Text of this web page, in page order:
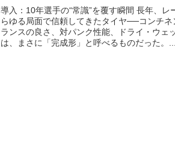
導入：10年選手の“常識”を覆す瞬間 長年、レ
らゆる局面で信頼してきたタイヤ──コンチ
ランスの良さ、対パンク性能、ドライ・ウェ
は、まさに「完成形」と呼べるものだった。...